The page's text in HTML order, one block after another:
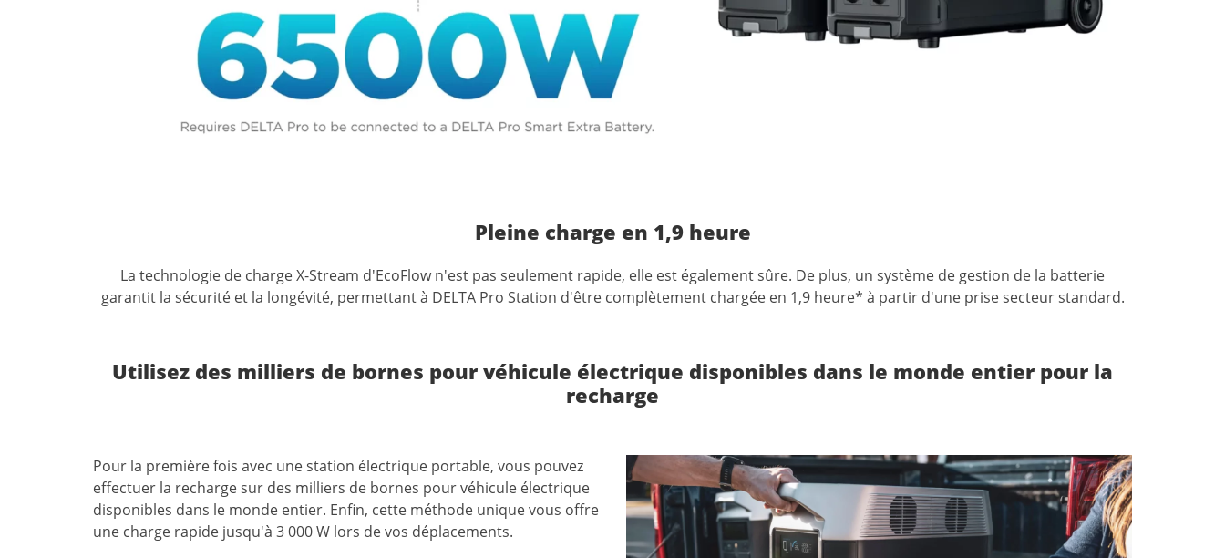
Pleine charge en 1,9 heure
La technologie de chargeX-Stream d'EcoFlow n'est pas seulement rapide, elle est égalementsûre. De plus, un système de gestion de la batterie
garantit la sécurité et la longévité, permettant à DELTA Pro Station d'être complètement chargée en 1,9 heure* à partir d'une prise secteur standard.
Utilisez des milliers de bornes pour véhicule électrique disponibles dans le monde entier pour la
recharge
Pour la première fois avec une station électrique portable, vous pouvez
effectuer la recharge sur des milliers de bornes pour véhicule électrique
disponibles dans le monde entier. Enfin, cette méthode unique vous offre
une charge rapide jusqu'à 3 000 W lors de vos déplacements.